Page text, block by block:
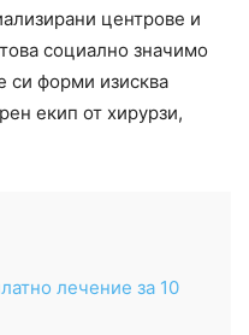
центрове и
социално значимо
си форми изисква
екип от хирурзи,
лечение за 10